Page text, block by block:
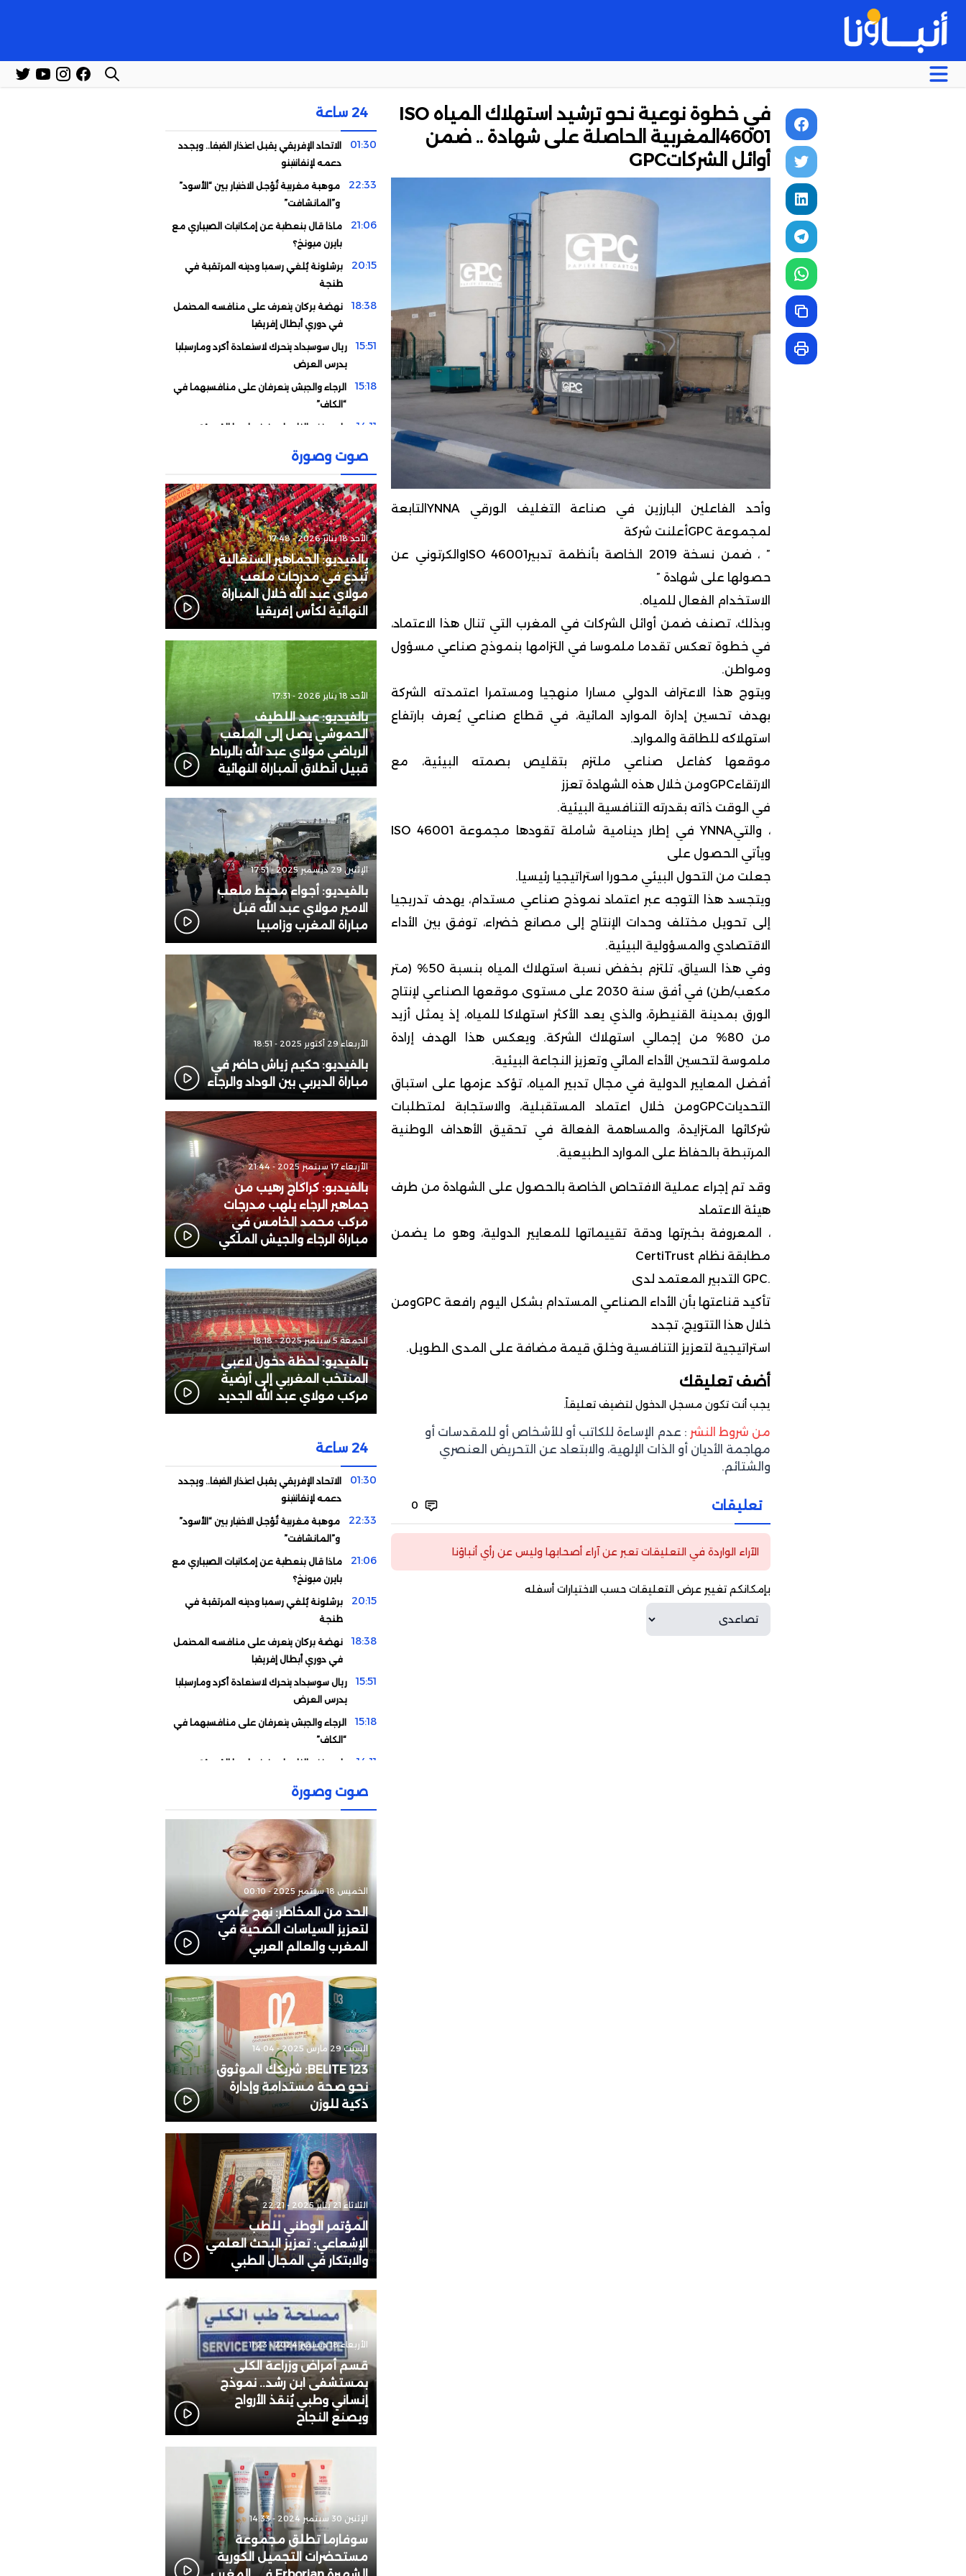
في خطوة نوعية نحو ترشيد استهلاك المياه ISO
46001المغربية الحاصلة على شهادة .. ضمن
أوائل الشركاتGPC
وأحد الفاعلين البارزين في صناعة التغليف الورقي YNNAالتابعة
لمجموعة GPCأعلنت شركة
” ، ضمن نسخة 2019 الخاصة بأنظمة تدبيرISO 46001والكرتوني عن
حصولها على شهادة ”
الاستخدام الفعال للمياه.
وبذلك، تصنف ضمن أوائل الشركات في المغرب التي تنال هذا الاعتماد،
في خطوة تعكس تقدما ملموسا في التزامها بنموذج صناعي مسؤول
ومواطن.
ويتوج هذا الاعتراف الدولي مسارا منهجيا ومستمرا اعتمدته الشركة
بهدف تحسين إدارة الموارد المائية، في قطاع صناعي يُعرف بارتفاع
استهلاكه للطاقة والموارد.
موقعها كفاعل صناعي ملتزم بتقليص بصمته البيئية، مع
الارتقاءGPCومن خلال هذه الشهادة تعزز
في الوقت ذاته بقدرته التنافسية البيئية.
، والتيYNNA في إطار دينامية شاملة تقودها مجموعة ISO 46001
ويأتي الحصول على
جعلت من التحول البيئي محورا استراتيجيا رئيسيا.
ويتجسد هذا التوجه عبر اعتماد نموذج صناعي مستدام، يهدف تدريجيا
إلى تحويل مختلف وحدات الإنتاج إلى مصانع خضراء، توفق بين الأداء
الاقتصادي والمسؤولية البيئية.
وفي هذا السياق، تلتزم بخفض نسبة استهلاك المياه بنسبة 50% (متر
مكعب/طن) في أفق سنة 2030 على مستوى موقعها الصناعي لإنتاج
الورق بمدينة القنيطرة، والذي يعد الأكثر استهلاكا للمياه، إذ يمثل أزيد
من 80% من إجمالي استهلاك الشركة. ويعكس هذا الهدف إرادة
ملموسة لتحسين الأداء المائي وتعزيز النجاعة البيئية.
أفضل المعايير الدولية في مجال تدبير المياه، تؤكد عزمها على استباق
التحدياتGPCومن خلال اعتماد المستقبلية، والاستجابة لمتطلبات
شركائها المتزايدة، والمساهمة الفعالة في تحقيق الأهداف الوطنية
المرتبطة بالحفاظ على الموارد الطبيعية.
وقد تم إجراء عملية الافتحاص الخاصة بالحصول على الشهادة من طرف
هيئة الاعتماد
، المعروفة بخبرتها ودقة تقييماتها للمعايير الدولية، وهو ما يضمن
مطابقة نظام CertiTrust
.GPC التدبير المعتمد لدى
تأكيد قناعتها بأن الأداء الصناعي المستدام بشكل اليوم رافعة GPCومن
خلال هذا التتويج، تجدد
استراتيجية لتعزيز التنافسية وخلق قيمة مضافة على المدى الطويل.
أضف تعليقك
يجب أنت تكون مسجل الدخول لتضيف تعليقاً.
من شروط النشر : عدم الإساءة للكاتب أو للأشخاص أو للمقدسات أو
مهاجمة الأديان أو الذات الإلهية، والابتعاد عن التحريض العنصري
والشتائم.
تعليقات 0
الآراء الواردة في التعليقات تعبر عن آراء أصحابها وليس عن رأي أنباؤنا
بإمكانكم تغيير عرض التعليقات حسب الاختيارات أسفله
24 ساعة
01:30
الاتحاد الإفريقي يقبل اعتذار الفيفا.. ويجدد
دعمه لإنفانتينو
22:33
موهبة مغربية تُؤجل الاختيار بين “الأسود”
و”المانشافت”
21:06
ماذا قال بنعطية عن إمكانيات الصيباري مع
بايرن ميونخ؟
20:15
برشلونة يُلغي رسميا وديته المرتقبة في
طنجة
18:38
نهضة بركان يتعرف على منافسه المحتمل
في دوري أبطال إفريقيا
15:51
ريال سوسيداد يتحرك لاستعادة أكرد ومارسيليا
يدرس العرض
15:18
الرجاء والجيش يتعرفان على منافسيهما في
“الكاف”
14:11 وادو يفتح النار على فرنسا.. ما القصة؟
تصريحات قوية من وهبي ردا على انتقادات
الإقصاء أمام فرنسا
11:15 دياز يوجّه رسالة إلى مورينيو
00:13 مورينيو يحسم الجدل حول دياز
21:15
هل اشترط رئيس “الفيفا” على المغرب دعمه
مقابل تنظيم نهائي “المونديال”؟
19:33
لماذا تأجل تقديم الزاكي مدربا للمنتخب
الأردني؟
19:19
من خريبكة إلى الرصيف أمام ابن رشد.. عندما
صوت وصورة
الأحد 18 يناير 2026 - 17:48
بالفيديو: الجماهير السنغالية
تُبدع في مدرجات ملعب
مولاي عبد الله خلال المباراة
النهائية لكأس إفريقيا
الأحد 18 يناير 2026 - 17:31
بالفيديو: عبد اللطيف
الحموشي يصل إلى الملعب
الرياضي مولاي عبد الله بالرباط
قبيل انطلاق المباراة النهائية
الإثنين 29 ديسمبر 2025 - 17:51
بالفيديو: أجواء محيط ملعب
الامير مولاي عبد الله قبل
مباراة المغرب وزامبيا
الأربعاء 29 أكتوبر 2025 - 18:51
بالفيديو: حكيم زياش حاضر في
مباراة الديربي بين الوداد والرجاء
الأربعاء 17 سبتمبر 2025 - 21:44
بالفيدبو: كراكاج رهيب من
جماهير الرجاء يلهب مدرجات
مركب محمد الخامس في
مباراة الرجاء والجيش الملكي
الجمعة 5 سبتمبر 2025 - 18:18
بالفيديو: لحظة دخول لاعبي
المنتخب المغربي إلى أرضية
مركب مولاي عبد الله الجديد
24 ساعة
01:30
الاتحاد الإفريقي يقبل اعتذار الفيفا.. ويجدد
دعمه لإنفانتينو
22:33
موهبة مغربية تُؤجل الاختيار بين “الأسود”
و”المانشافت”
21:06
ماذا قال بنعطية عن إمكانيات الصيباري مع
بايرن ميونخ؟
20:15
برشلونة يُلغي رسميا وديته المرتقبة في
طنجة
18:38
نهضة بركان يتعرف على منافسه المحتمل
في دوري أبطال إفريقيا
15:51
ريال سوسيداد يتحرك لاستعادة أكرد ومارسيليا
يدرس العرض
15:18
الرجاء والجيش يتعرفان على منافسيهما في
“الكاف”
14:11 وادو يفتح النار على فرنسا.. ما القصة؟
تصريحات قوية من وهبي ردا على انتقادات
الإقصاء أمام فرنسا
دياز يوجّه رسالة إلى مورينيو
مورينيو يحسم الجدل حول دياز
هل اشترط رئيس “الفيفا” على المغرب دعمه
مقابل تنظيم نهائي “المونديال”؟
19:33
لماذا تأجل تقديم الزاكي مدربا للمنتخب
الأردني؟
18:29
نيسان مصر تبدأ مبيعات “نيسان ماجنيت”
الرياضية المدمجة متعددة الاستخدامات
صوت وصورة
الخميس 18 سبتمبر 2025 - 00:10
الحد من المخاطر: نهج علمي
لتعزيز السياسات الصحية في
المغرب والعالم العربي
السبت 29 مارس 2025 - 14:04
BELITE 123: شريكك الموثوق
نحو صحة مستدامة وإدارة
ذكية للوزن
الثلاثاء 21 يناير 2025 - 22:21
المؤتمر الوطني للطب
الإشعاعي: تعزيز البحث العلمي
والابتكار في المجال الطبي
الأربعاء 18 ديسمبر 2024 - 11:23
قسم أمراض وزراعة الكلى
بمستشفى ابن رشد.. نموذج
إنساني وطبي يُنقذ الأرواح
ويصنع النجاح
الإثنين 30 سبتمبر 2024 - 14:33
سوفارما تطلق مجموعة
مستحضرات التجميل الكورية